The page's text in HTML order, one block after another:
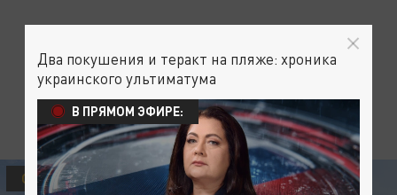
ОБЩЕСТВО
Два покушения и теракт на пляже: хроника
украинского ультиматума
В ПРЯМОМ ЭФИРЕ: